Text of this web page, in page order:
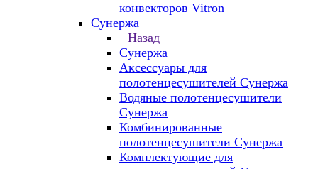
конвекторов Vitron
Сунержа
Назад
Сунержа
Аксессуары для
полотенцесушителей Сунержа
Водяные полотенцесушители
Сунержа
Комбинированные
полотенцесушители Сунержа
Комплектующие для